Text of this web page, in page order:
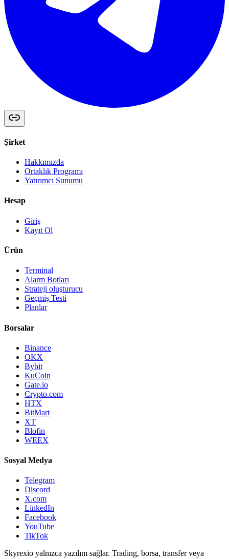
Şirket
Hakkımızda
Ortaklık Programı
Yatırımcı Sunumu
Hesap
Giriş
Kayıt Ol
Ürün
Terminal
Alarm Botları
Strateji oluşturucu
Geçmiş Testi
Planlar
Borsalar
Binance
OKX
Bybit
KuCoin
Gate.io
Crypto.com
HTX
BitMart
XT
Blofin
WEEX
Sosyal Medya
Telegram
Discord
X.com
LinkedIn
Facebook
YouTube
TikTok
Skyrexio yalnızca yazılım sağlar. Trading, borsa, transfer veya